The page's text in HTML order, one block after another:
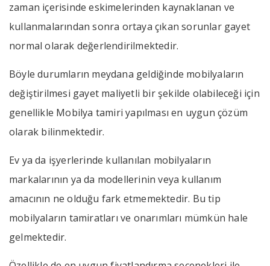
zaman içerisinde eskimelerinden kaynaklanan ve
kullanmalarından sonra ortaya çıkan sorunlar gayet
normal olarak değerlendirilmektedir.
Böyle durumların meydana geldiğinde mobilyaların
değiştirilmesi gayet maliyetli bir şekilde olabileceği için
genellikle Mobilya tamiri yapılması en uygun çözüm
olarak bilinmektedir.
Ev ya da işyerlerinde kullanılan mobilyaların
markalarının ya da modellerinin veya kullanım
amacının ne olduğu fark etmemektedir. Bu tip
mobilyaların tamiratları ve onarımları mümkün hale
gelmektedir.